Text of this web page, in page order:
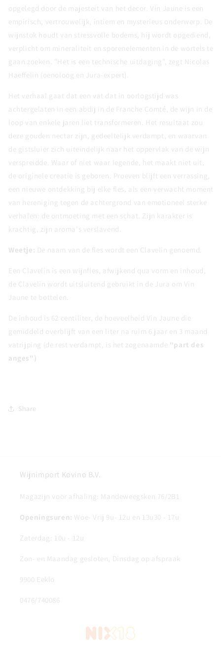
opgelegd door de majesteit van het decor. Vin Jaune is een
empirisch, vertrouwelijk, intiem en mysterieus onderwerp. De
wijnstok houdt van stressvolle bodems, hij wordt opgediend,
verplicht om mineraliteit en sporenelementen in de wortels te
gaan zoeken. "Het is een technische uitdaging", zegt Nicolas
Haeffelin (oenoloog en Jura-expert).
Het verhaal gaat dat een vat dat in oorlogstijd was
achtergelaten in een abdij in de Franche Comté, de wijn in de
loop van enkele jaren liet transformeren. Het resultaat zou
deze gouden nectar zijn, gedeeltelijk verdampt, en waarvan
de gistsluier zich uiteindelijk naar het oppervlak van de wijn
verspreidde. Waar of niet waar legende, het maakt niet uit,
de originele creatie is geboren. Proeven blijft een verrassing,
een nieuwe ontdekking bij elke fles, als een verwacht moment
van hereniging tegen de achtergrond van emotioneel sterke
verhalen: de ontmoeting met een schat. Zijn karakter is
krachtig, zijn aroma's verslavend.
Weetje: De naam van de fles wordt een Clavelin genoemd.
Een Clavelin is een wijnfles, afwijkend qua vorm en inhoud,
de Clavelin wordt uitsluitend gebruikt in de Jura om Vin
Jaune te bottelen.
De inhoud is 62 centiliter, de hoeveelheid Vin Jaune die
gemiddeld overblijft van een liter na ruim 6 jaar en 3 maand
vatrijping (de rest verdampt, is het zogenaamde "part des
anges")
Share
Wijnimport Kovino B.V.
Magazijn voor afhaling: Mandeweegsken 76/2B1
Openingsuren: Woe- Vrij 9u- 12u en 13u30 - 17u
Zaterdag: 10u - 12u
Zon- en Maandag gesloten, Dinsdag op afspraak
9900 Eeklo
0476/740086